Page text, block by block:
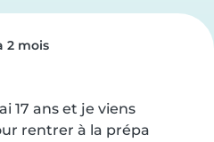
2 mois
17 ans et je viens
rentrer à la prépa